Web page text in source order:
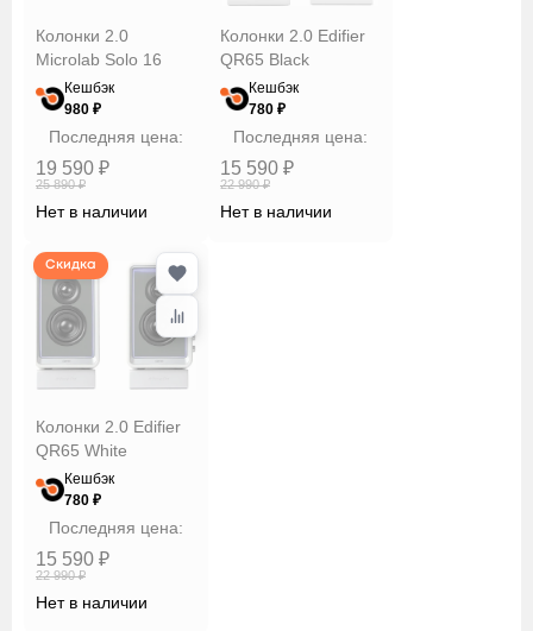
Колонки 2.0
Microlab Solo 16
Кешбэк
980 ₽
Последняя цена:
19 590 ₽
25 890 ₽
Нет в наличии
Колонки 2.0 Edifier
QR65 Black
Кешбэк
780 ₽
Последняя цена:
15 590 ₽
22 990 ₽
Нет в наличии
Скидка
Колонки 2.0 Edifier
QR65 White
Кешбэк
780 ₽
Последняя цена:
15 590 ₽
22 990 ₽
Нет в наличии